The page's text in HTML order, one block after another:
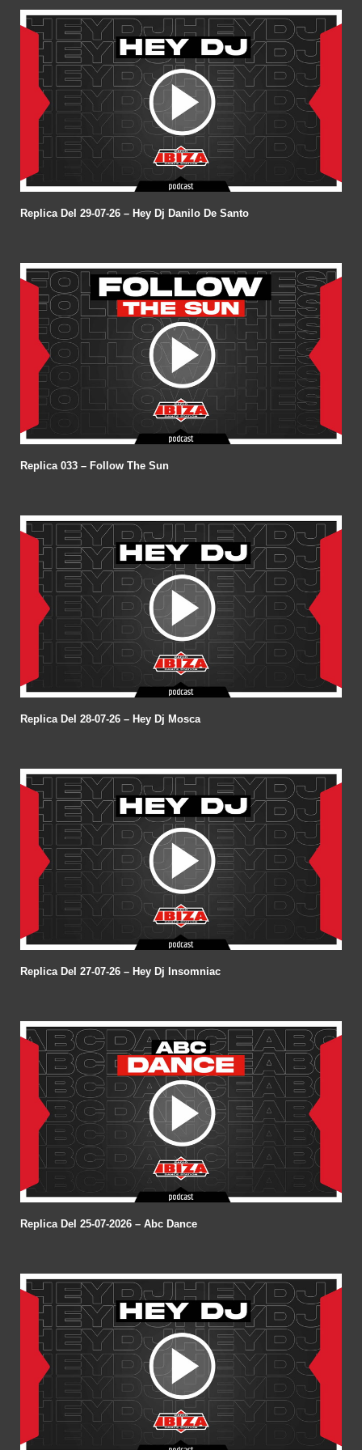
Replica Del 29-07-26 – Hey Dj Danilo De Santo
Replica 033 – Follow The Sun
Replica Del 28-07-26 – Hey Dj Mosca
Replica Del 27-07-26 – Hey Dj Insomniac
Replica Del 25-07-2026 – Abc Dance